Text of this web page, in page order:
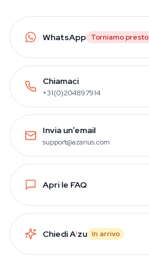
WhatsApp Torniamo presto
Chiamaci
+31(0)204897914
Invia un’email
support@azarius.com
Apri le FAQ
Chiedi Aizu In arrivo